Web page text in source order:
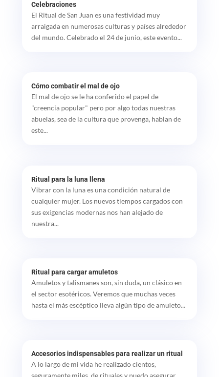
Celebraciones
El Ritual de San Juan es una festividad muy
arraigada en numerosas culturas y países alrededor
del mundo. Celebrado el 24 de junio, este evento...
Cómo combatir el mal de ojo
El mal de ojo se le ha conferido el papel de
"creencia popular" pero por algo todas nuestras
abuelas, sea de la cultura que provenga, hablan de
este...
Ritual para la luna llena
Vibrar con la luna es una condición natural de
cualquier mujer. Los nuevos tiempos cargados con
sus exigencias modernas nos han alejado de
nuestra...
Ritual para cargar amuletos
Amuletos y talismanes son, sin duda, un clásico en
el sector esotéricos. Veremos que muchas veces
hasta el más escéptico lleva algún tipo de amuleto...
Accesorios indispensables para realizar un ritual
A lo largo de mi vida he realizado cientos,
seguramente miles, de rituales y puedo asegurar